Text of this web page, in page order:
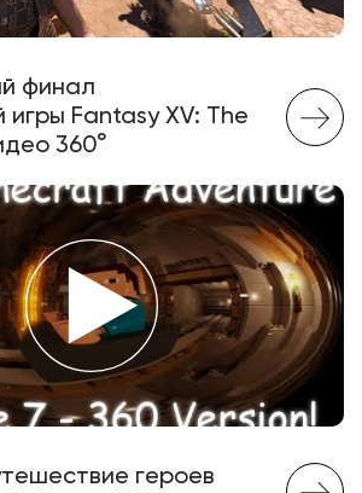
финал
игры Fantasy XV: The
360°
героев